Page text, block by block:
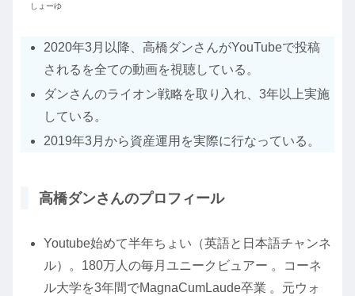
しょーゆ
2020年3月以降、高橋ダンさんがYouTubeで投稿
されるを全ての動画を視聴している。
ダンさんのライオン戦略を取り入れ、3年以上実施
している。
2019年3月から資産運用を実際に行なっている。
高橋ダンさんのプロフィール
Youtube始めて半年ちょい（英語と日本語チャンネ
ル）。180万人の毎月ユニークビュアー 。コーネ
ル大学を3年間でMagnaCumLaude卒業 。元ウォ